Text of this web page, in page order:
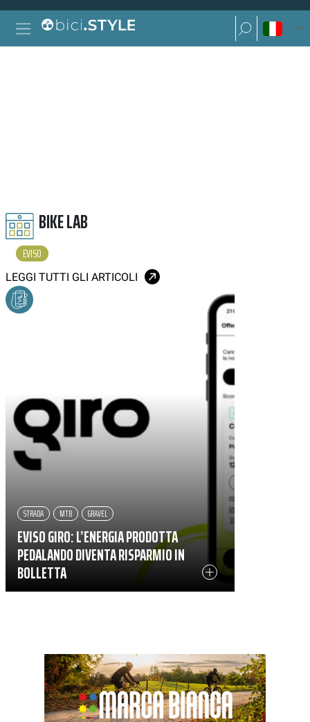
Vai al contenuto
Navigazione principale
Ricerca per:
Ricerca per:
BIKE LAB
EVISO
LEGGI TUTTI GLI ARTICOLI
STRADA MTB GRAVEL
EVISO GIRO: L’ENERGIA PRODOTTA
PEDALANDO DIVENTA RISPARMIO IN
BOLLETTA